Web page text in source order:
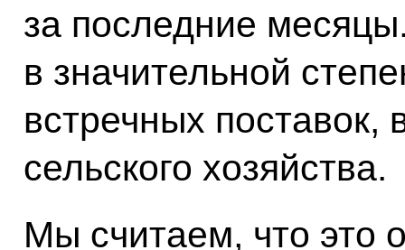
за последние
в значительной
встречных поставок,
сельского хозяйства.
Мы считаем, что это